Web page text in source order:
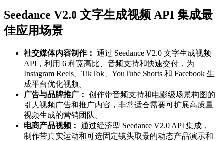
Seedance V2.0 文字生成视频 API 集成最
佳应用场景
社交媒体内容制作： 通过 Seedance V2.0 文字生成视频
API，利用 6 种宽高比、音频支持和快速交付，为
Instagram Reels、TikTok、YouTube Shorts 和 Facebook 生
成平台优化视频。
广告与品牌推广： 创作带音频支持和电影级场景构图的
引人视频广告和推广内容，非常适合需要可扩展高质量
视频生成的营销团队。
电商产品视频： 通过经济型 Seedance V2.0 API 集成，
制作带真实运动和可选固定镜头取景的动态产品演示和